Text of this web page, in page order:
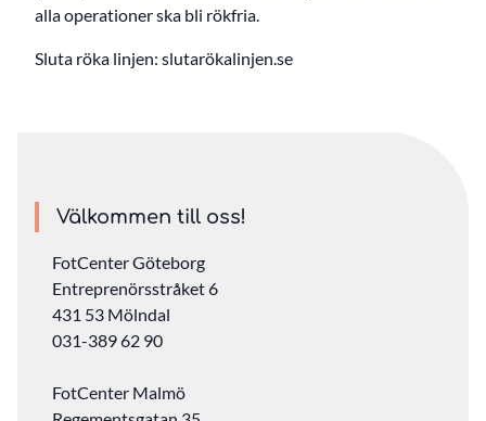
alla operationer ska bli rökfria.
Sluta röka linjen: slutarökalinjen.se
Välkommen till oss!
FotCenter Göteborg
Entreprenörsstråket 6
431 53 Mölndal
031-389 62 90
FotCenter Malmö